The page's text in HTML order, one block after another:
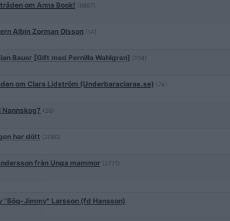
om Anna Book! (6887)
Albin Zorman Olsson (14)
Bauer [Gift med Pernilla Wahlgren] (104)
om Clara Lidström (Underbaraclaras.se) (74)
Nannskog? (26)
har dött (2060)
från Unga mammor (2771)
"Bög-Jimmy" Larsson (fd Hansson)